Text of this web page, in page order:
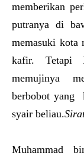
memberikan
putranya di
memasuki kota
kafir. Tetapi
memujinya
berbobot yang
syair beliau.
Muhammad